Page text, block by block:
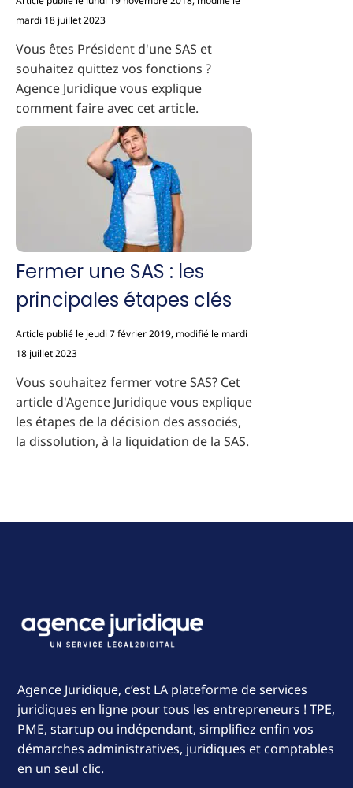
mardi 18 juillet 2023
Vous êtes Président d'une SAS et
souhaitez quittez vos fonctions ?
Agence Juridique vous explique
comment faire avec cet article.
Fermer une SAS : les
principales étapes clés
Article publié le jeudi 7 février 2019, modifié le mardi
18 juillet 2023
Vous souhaitez fermer votre SAS? Cet
article d'Agence Juridique vous explique
les étapes de la décision des associés,
la dissolution, à la liquidation de la SAS.
Agence Juridique, c’est LA plateforme de services
juridiques en ligne pour tous les entrepreneurs ! TPE,
PME, startup ou indépendant, simplifiez enfin vos
démarches administratives, juridiques et comptables
en un seul clic.